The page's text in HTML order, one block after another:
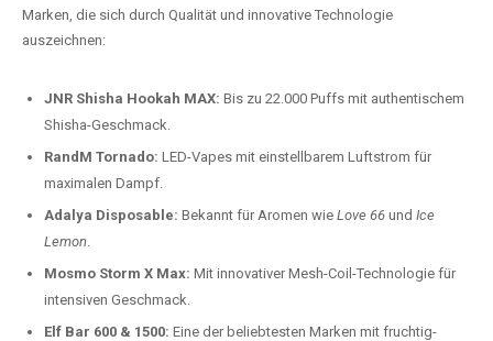
Marken, die sich durch Qualität und innovative Technologie
auszeichnen:
JNR Shisha Hookah MAX: Bis zu 22.000 Puffs mit authentischem
Shisha-Geschmack.
RandM Tornado: LED-Vapes mit einstellbarem Luftstrom für
maximalen Dampf.
Adalya Disposable: Bekannt für Aromen wie Love 66 und Ice
Lemon.
Mosmo Storm X Max: Mit innovativer Mesh-Coil-Technologie für
intensiven Geschmack.
Elf Bar 600 & 1500: Eine der beliebtesten Marken mit fruchtig-